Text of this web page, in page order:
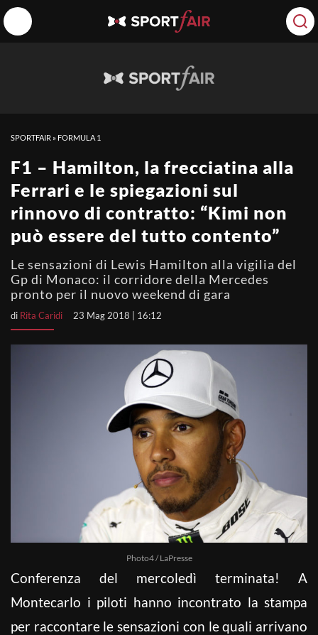
SPORTFAIR » FORMULA 1
F1 – Hamilton, la frecciatina alla
Ferrari e le spiegazioni sul
rinnovo di contratto: “Kimi non
può essere del tutto contento”
Le sensazioni di Lewis Hamilton alla vigilia del
Gp di Monaco: il corridore della Mercedes
pronto per il nuovo weekend di gara
di Rita Caridi 23 Mag 2018 | 16:12
Photo4 / LaPresse
Conferenza del mercoledì terminata! A
Montecarlo i piloti hanno incontrato la stampa
per raccontare le sensazioni con le quali arrivano